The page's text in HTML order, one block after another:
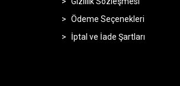
Ödeme Seçenekleri
İptal ve İade Şartları